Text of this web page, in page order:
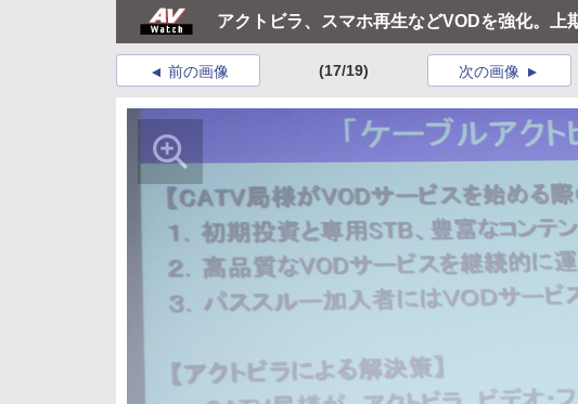
アクトビラ、スマホ再生などVODを強化。上
前の画像 (17/19) 次の画像